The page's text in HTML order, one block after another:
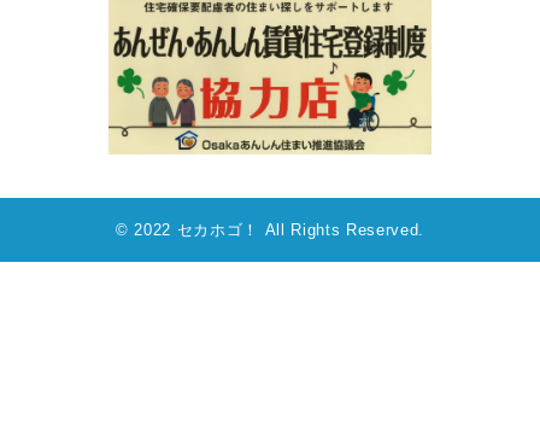
© 2022 セカホゴ！ All Rights Reserved.